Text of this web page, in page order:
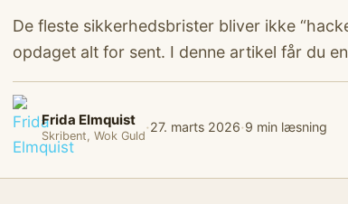
De fleste sikkerhedsbrister bliver ikke
opdaget alt for sent. I denne artikel får du
Frida Elmquist
Skribent, Wok Guld·27. marts 2026·9 min læsning